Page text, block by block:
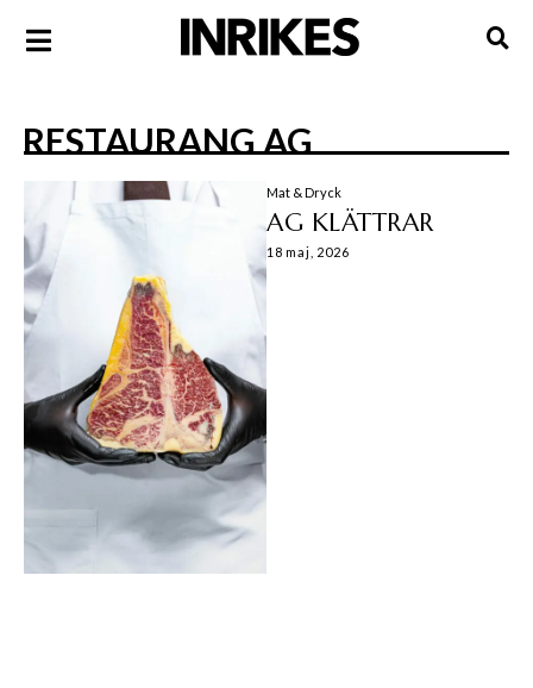
RESTAURANG AG
Mat & Dryck
AG KLÄTTRAR
18 maj, 2026